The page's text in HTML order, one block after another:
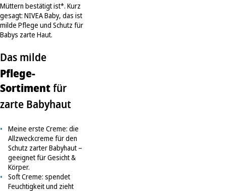
Müttern bestätigt ist*. Kurz
gesagt: NIVEA Baby, das ist
milde Pflege und Schutz für
Babys zarte Haut.
Das milde
Pflege-
Sortimentfür
zarte Babyhaut
Meine erste Creme: die
Allzweckcreme für den
Schutz zarter Babyhaut –
geeignet für Gesicht &
Körper.
Soft Creme: spendet
Feuchtigkeit und zieht